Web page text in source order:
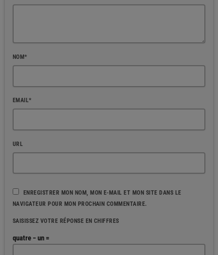
NOM*
EMAIL*
URL
ENREGISTRER MON NOM, MON E-MAIL ET MON SITE DANS LE
NAVIGATEUR POUR MON PROCHAIN COMMENTAIRE.
SAISISSEZ VOTRE RÉPONSE EN CHIFFRES
quatre − un =